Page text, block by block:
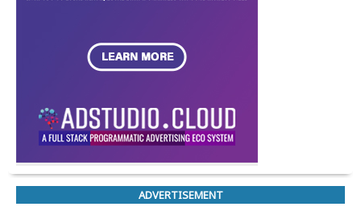
ADVERTISEMENT